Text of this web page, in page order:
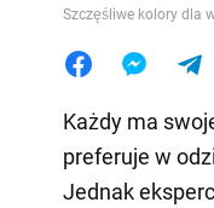
Szczęśliwe kolory dla
Każdy ma
preferuje w
Jednak